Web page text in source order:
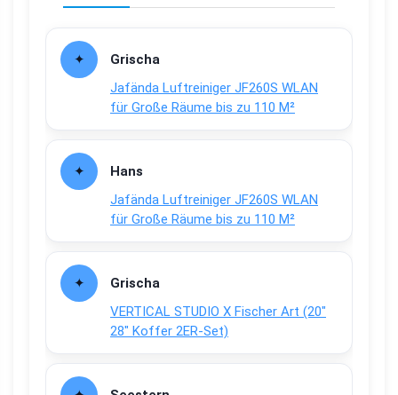
Grischa
Jafända Luftreiniger JF260S WLAN
für Große Räume bis zu 110 M²
Hans
Jafända Luftreiniger JF260S WLAN
für Große Räume bis zu 110 M²
Grischa
VERTICAL STUDIO X Fischer Art (20″
28″ Koffer 2ER-Set)